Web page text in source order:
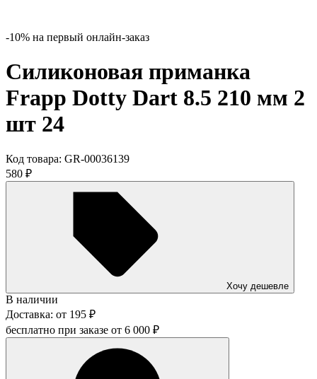
-10% на первый онлайн-заказ
Силиконовая приманка
Frapp Dotty Dart 8.5 210 мм 2
шт 24
Код товара: GR-00036139
580 ₽
Хочу дешевле
В наличии
Доставка: от 195 ₽
бесплатно при заказе от 6 000 ₽